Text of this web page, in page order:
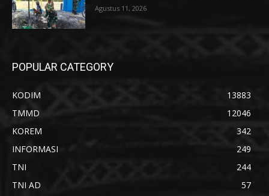
Agustus 11, 2026
POPULAR CATEGORY
KODIM
13883
TMMD
12046
KOREM
342
INFORMASI
249
TNI
244
TNI AD
57